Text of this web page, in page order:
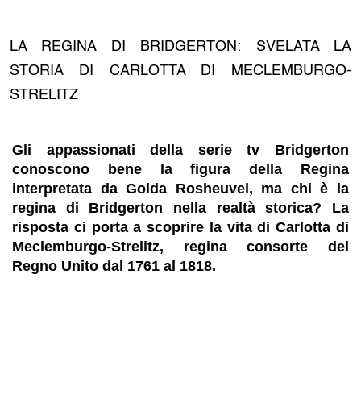
LA REGINA DI BRIDGERTON: SVELATA LA
STORIA DI CARLOTTA DI MECLEMBURGO-
STRELITZ
Gli appassionati della serie tv Bridgerton
conoscono bene la figura della Regina
interpretata da Golda Rosheuvel, ma chi è la
regina di Bridgerton nella realtà storica? La
risposta ci porta a scoprire la vita diCarlotta di
Meclemburgo-Strelitz, regina consorte del
Regno Unito dal 1761 al 1818.